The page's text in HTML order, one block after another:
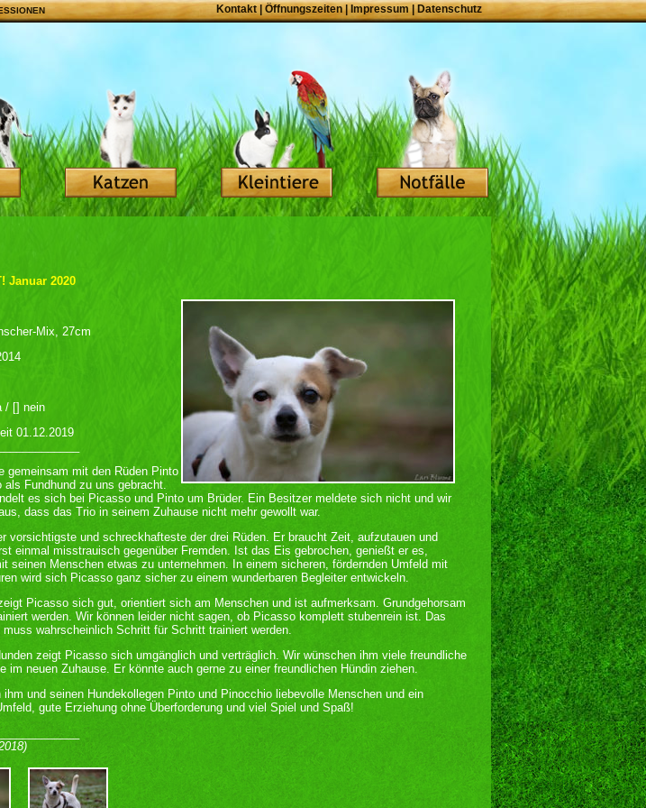
Kontakt Öffnungszeiten| Impressum|Datenschutz
Januar 2020
Mix, 27cm
/ [] nein
01.12.2019
gemeinsam mit den Rüden Pinto
als Fundhund zu uns gebracht.
es sich bei Picasso und Pinto um Brüder. Ein Besitzer meldete sich nicht und wir
dass das Trio in seinem Zuhause nicht mehr gewollt war.
vorsichtigste und schreckhafteste der drei Rüden. Er braucht Zeit, aufzutauen und
einmal misstrauisch gegenüber Fremden. Ist das Eis gebrochen, genießt er es,
seinen Menschen etwas zu unternehmen. In einem sicheren, fördernden Umfeld mit
wird sich Picasso ganz sicher zu einem wunderbaren Begleiter entwickeln.
Picasso sich gut, orientiert sich am Menschen und ist aufmerksam. Grundgehorsam
werden. Wir können leider nicht sagen, ob Picasso komplett stubenrein ist. Das
muss wahrscheinlich Schritt für Schritt trainiert werden.
zeigt Picasso sich umgänglich und verträglich. Wir wünschen ihm viele freundliche
im neuen Zuhause. Er könnte auch gerne zu einer freundlichen Hündin ziehen.
ihm und seinen Hundekollegen Pinto und Pinocchio liebevolle Menschen und ein
gute Erziehung ohne Überforderung und viel Spiel und Spaß!